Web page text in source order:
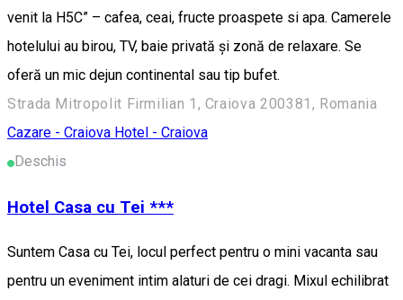
venit la H5C” – cafea, ceai, fructe proaspete si apa. Camerele
hotelului au birou, TV, baie privată şi zonă de relaxare. Se
oferă un mic dejun continental sau tip bufet.
Strada Mitropolit Firmilian 1, Craiova 200381, Romania
Cazare - Craiova Hotel - Craiova
Deschis
Hotel Casa cu Tei ***
Suntem Casa cu Tei, locul perfect pentru o mini vacanta sau
pentru un eveniment intim alaturi de cei dragi. Mixul echilibrat